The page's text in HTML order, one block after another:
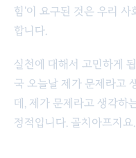
힘'이 요구된 것은 우리
합니다.
실천에 대해서 고민하게
국 오늘날 제가 문제라고
데, 제가 문제라고 생각하
정적입니다. 골치아프지요.